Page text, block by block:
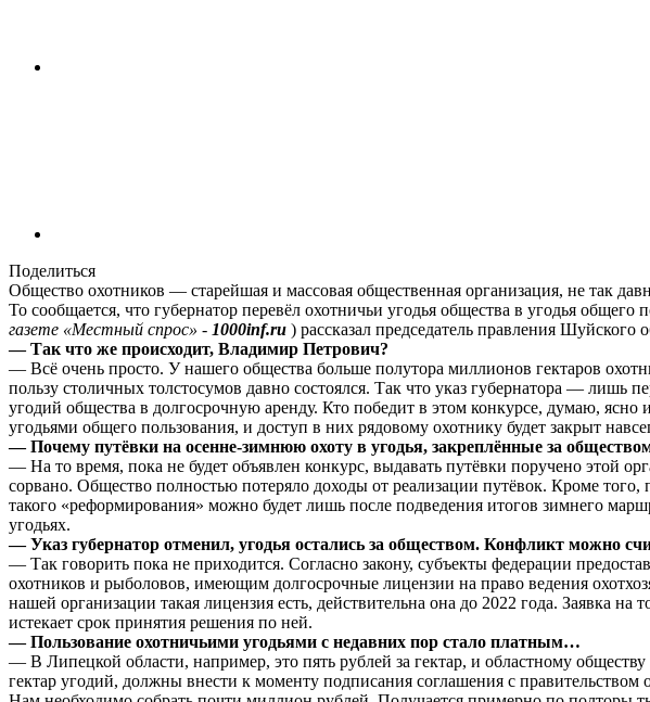
Поделиться
Общество охотников — старейшая и массовая общественная организация, не так
То сообщается, что губернатор перевёл охотничьи угодья общества в угодья
газете «Местный спрос» - 1000inf.ru ) рассказал председатель правления
— Так что же происходит, Владимир Петрович?
— Всё очень просто. У нашего общества больше полутора миллионов гектаров
пользу столичных толстосумов давно состоялся. Так что указ губернатора — лишь
угодий общества в долгосрочную аренду. Кто победит в этом конкурсе, думаю,
угодьями общего пользования, и доступ в них рядовому охотнику будет закрыт
— Почему путёвки на осенне-зимнюю охоту в угодья, закреплённые за
— На то время, пока не будет объявлен конкурс, выдавать путёвки поручено этой
сорвано. Общество полностью потеряло доходы от реализации путёвок. Кроме
такого «реформирования» можно будет лишь после подведения итогов зимнего
угодьях.
— Указ губернатор отменил, угодья остались за обществом. Конфликт можно
— Так говорить пока не приходится. Согласно закону, субъекты федерации
охотников и рыболовов, имеющим долгосрочные лицензии на право ведения
нашей организации такая лицензия есть, действительна она до 2022 года. Заявка
истекает срок принятия решения по ней.
— Пользование охотничьими угодьями с недавних пор стало платным…
— В Липецкой области, например, это пять рублей за гектар, и областному
гектар угодий, должны внести к моменту подписания соглашения с